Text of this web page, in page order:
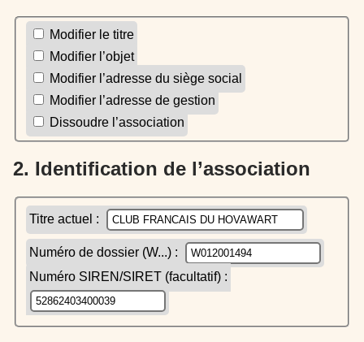
Modifier le titre
Modifier l’objet
Modifier l’adresse du siège social
Modifier l’adresse de gestion
Dissoudre l’association
2. Identification de l’association
Titre actuel :
Numéro de dossier (W...) :
Numéro SIREN/SIRET (facultatif) :